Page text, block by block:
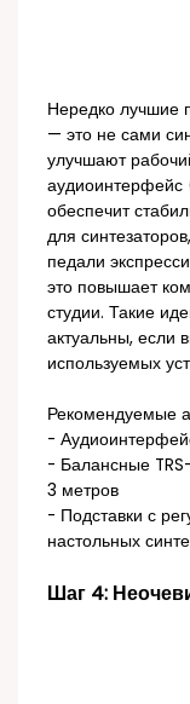
Нередко лучшие
— это не сами
улучшают
обеспечит
для
педали
это повышает
студии. Такие
актуальны, если
используемых
Рекомендуемые
-
- Балансные
3 метров
- Подставки с
настольных
Шаг 4: